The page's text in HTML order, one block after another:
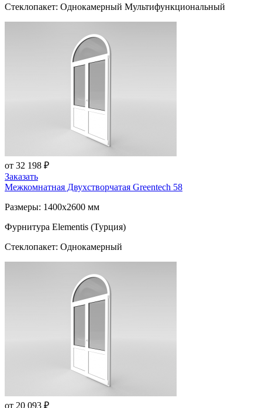
Стеклопакет: Однокамерный Мультифункциональный
от 32 198 ₽
Заказать
Межкомнатная Двухстворчатая Greentech 58
Размеры: 1400x2600 мм
Фурнитура Elementis (Турция)
Стеклопакет: Однокамерный
от 20 093 ₽